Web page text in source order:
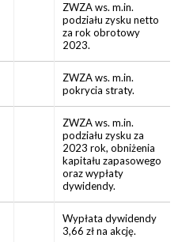
ZWZA ws. m.in.
podziału zysku netto
za rok obrotowy
2023.
ZWZA ws. m.in.
pokrycia straty.
ZWZA ws. m.in.
podziału zysku za
2023 rok, obniżenia
kapitału zapasowego
oraz wypłaty
dywidendy.
Wypłata dywidendy
3,66 zł na akcję.